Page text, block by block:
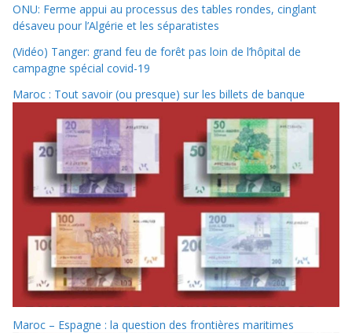
ONU: Ferme appui au processus des tables rondes, cinglant
désaveu pour l’Algérie et les séparatistes
(Vidéo) Tanger: grand feu de forêt pas loin de l’hôpital de
campagne spécial covid-19
Maroc : Tout savoir (ou presque) sur les billets de banque
Maroc – Espagne : la question des frontières maritimes